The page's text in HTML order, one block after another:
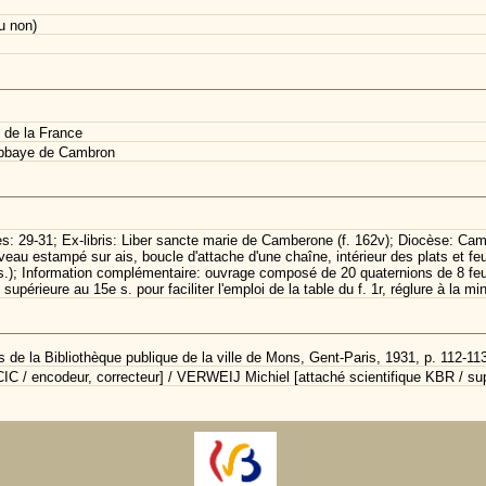
non)
de la France
de Cambron
29-31; Ex-libris: Liber sancte marie de Camberone (f. 162v); Diocèse:
estampé sur ais, boucle d'attache d'une chaîne, intérieur des plats et
Information complémentaire: ouvrage composé de 20 quaternions de 8
au 15e s. pour faciliter l'emploi de la table du f. 1r, réglure à la
de la Bibliothèque publique de la ville de Mons, Gent-Paris, 1931, p. 112-
/ encodeur, correcteur] / VERWEIJ Michiel [attaché scientifique KBR /